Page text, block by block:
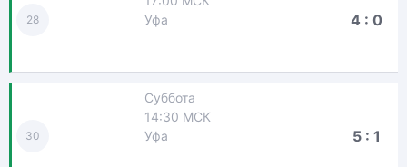
28
Уфа
4 : 0
30
Суббота
14:30 МСК
Уфа
5 : 1